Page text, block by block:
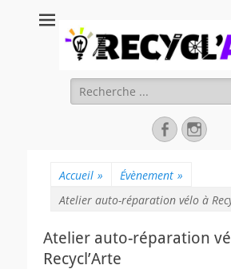
Rechercher :
Facebook
Accueil » Évènement »
Atelier auto-réparation vélo à
Atelier auto-réparation
Recycl’Arte